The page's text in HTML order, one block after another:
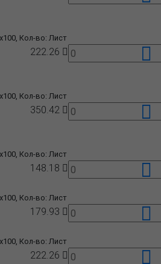
Кол-во: Лист
Кол-во: Лист
222.26
Кол-во: Лист
350.42
Кол-во: Лист
148.18
Кол-во: Лист
179.93
222.26